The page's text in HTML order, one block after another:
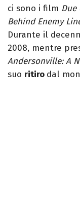
ci sono i film
Behind Enemy
Durante il
2008, mentre
Andersonville: A
suo ritiro dal